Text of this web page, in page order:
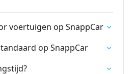
voertuigen op SnappCar
op SnappCar